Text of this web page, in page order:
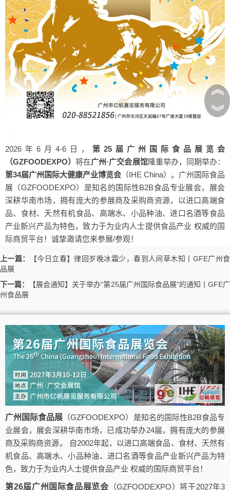
2026年6月4-6日， 第25届广州国际食品展览会
（GZFOODEXPO）将在广州·广交会展馆隆重举办，同期举办：
第34届广州国际大健康产业博览会 （IHE China） 。广州国际食品
展（GZFOODEXPO）是知名的国际性B2B食品专业展会，展会
深耕华南市场，拥有庞大的参展商及采购商资源，以进口高端食
品、食材、天然有机食品、高端水、小品种油、进口名酒等食品
产业新兴产品为特色，致力于为业内人士提供食品产业 权威的国
际商贸平台！诚挚邀请您来参展/参观！
上一篇：
【今日立春】律回岁晚冰霜少，春到人间草木知丨GFE广州食
品展
下一篇：
【展会通知】关于举办“第25届广州国际食品展”的通知丨GFE广
州食品展
广州国际食品展 （GZFOODEXPO）是知名的国际性B2B食品专
业展会，展会深耕华南市场，已成功举办24届，拥有庞大的参展
商及采购商资源。 自2002年起，以进口高端食品、食材、天然有
机食品、高端水、小品种油、进口名酒等食品产业新兴产品为特
色，致力于为业内人士提供食品产业 权威的国际商贸平台！
第26届广州国际食品展览会 （GZFOODEXPO）将于2027年3
︽
︾